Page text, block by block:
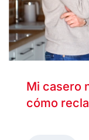
Mi casero
cómo